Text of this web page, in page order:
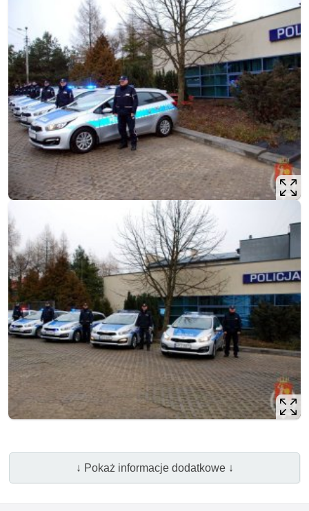
↓ Pokaż informacje dodatkowe ↓